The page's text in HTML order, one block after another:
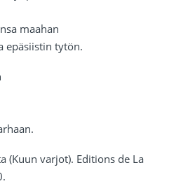
maahan
epäsiistin tytön.
(Kuun varjot). Editions de La